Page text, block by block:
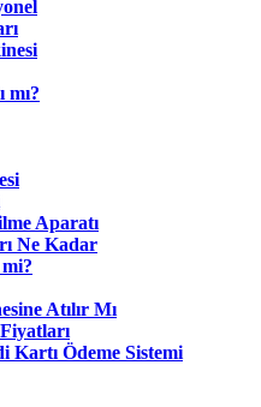
Aparatı
Ne Kadar
Atılır Mı
Kartı Ödeme Sistemi